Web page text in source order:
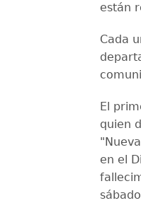
están
Cada
El
quien
en el